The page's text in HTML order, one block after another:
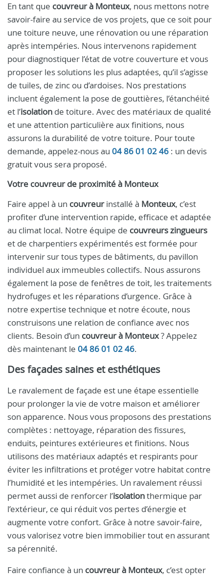
En tant que couvreur à Monteux, nous mettons notre
savoir-faire au service de vos projets, que ce soit pour
une toiture neuve, une rénovation ou une réparation
après intempéries. Nous intervenons rapidement
pour diagnostiquer l’état de votre couverture et vous
proposer les solutions les plus adaptées, qu’il s’agisse
de tuiles, de zinc ou d’ardoises. Nos prestations
incluent également la pose de gouttières, l’étanchéité
et l’isolation de toiture. Avec des matériaux de qualité
et une attention particulière aux finitions, nous
assurons la durabilité de votre toiture. Pour toute
demande, appelez-nous au 04 86 01 02 46 : un devis
gratuit vous sera proposé.
Votre couvreur de proximité à Monteux
Faire appel à un couvreurinstallé à Monteux, c’est
profiter d’une intervention rapide, efficace et adaptée
au climat local. Notre équipe de couvreurs zingueurs
et de charpentiers expérimentés est formée pour
intervenir sur tous types de bâtiments, du pavillon
individuel aux immeubles collectifs. Nous assurons
également la pose de fenêtres de toit, les traitements
hydrofuges et les réparations d’urgence. Grâce à
notre expertise technique et notre écoute, nous
construisons une relation de confiance avec nos
clients. Besoin d’un couvreur à Monteux? Appelez
dès maintenant le 04 86 01 02 46.
Des façades saines et esthétiques
Le ravalement de façade est une étape essentielle
pour prolonger la vie de votre maison et améliorer
son apparence. Nous vous proposons des prestations
complètes : nettoyage, réparation des fissures,
enduits, peintures extérieures et finitions. Nous
utilisons des matériaux adaptés et respirants pour
éviter les infiltrations et protéger votre habitat contre
l’humidité et les intempéries. Un ravalement réussi
permet aussi de renforcer l’isolationthermique par
l’extérieur, ce qui réduit vos pertes d’énergie et
augmente votre confort. Grâce à notre savoir-faire,
vous valorisez votre bien immobilier tout en assurant
sa pérennité.
Faire confiance à un couvreur à Monteux, c’est opter